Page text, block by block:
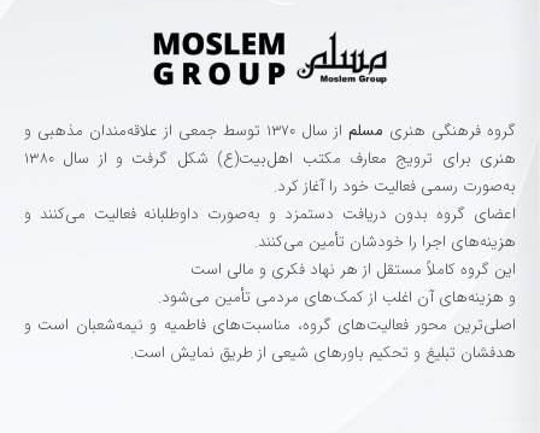
گروه‌ فرهنگی‌ هنری‌ مسلم
از سال ۱۳۷۰ توسط جمعی از علاقه‌مندان مذهبی و
هنری برای ترویج معارف مکتب اهل‌بیت(ع) شکل گرفت و از سال ۱۳۸۰
به‌صورت رسمی فعالیت خود را آغاز کرد.
اعضای گروه بدون دریافت دستمزد و به‌صورت داوطلبانه فعالیت می‌کنند و
هزینه‌های اجرا را خودشان تأمین می‌کنند.
این گروه کاملاً مستقل از هر نهاد فکری و مالی است
و هزینه‌های آن اغلب از کمک‌های مردمی تأمین می‌شود.
اصلی‌ترین محور فعالیت‌های گروه، مناسبت‌های فاطمیه و نیمه‌شعبان است و
هدفشان تبلیغ و تحکیم باورهای شیعی از طریق نمایش است.